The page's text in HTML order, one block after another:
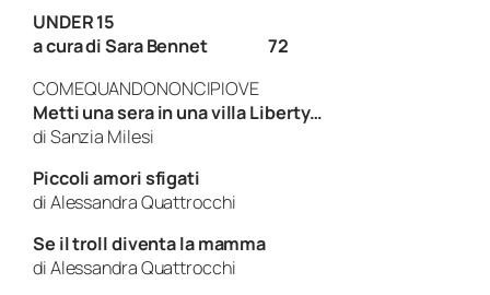
UNDER 15
a cura di Sara Bennet 72
COMEQUANDONONCIPIOVE
Metti una sera in una villa Liberty…
di Sanzia Milesi
Piccoli amori sfigati
di Alessandra Quattrocchi
Se il troll diventa la mamma
di Alessandra Quattrocchi